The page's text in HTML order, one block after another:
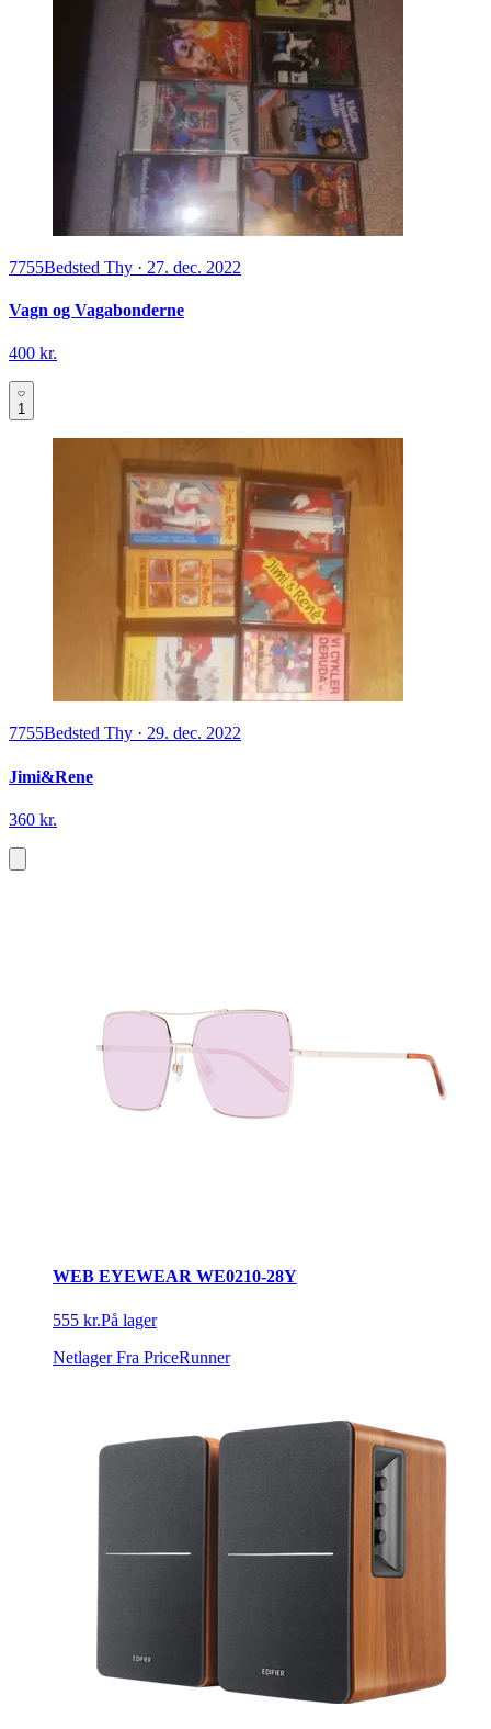
7755Bedsted Thy · 27. dec. 2022
Vagn og Vagabonderne
400 kr.
1
7755Bedsted Thy · 29. dec. 2022
Jimi&Rene
360 kr.
WEB EYEWEAR WE0210-28Y
555 kr.På lager
Netlager Fra PriceRunner